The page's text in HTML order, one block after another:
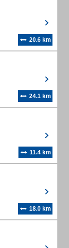
20.6 km
24.1 km
11.4 km
18.0 km